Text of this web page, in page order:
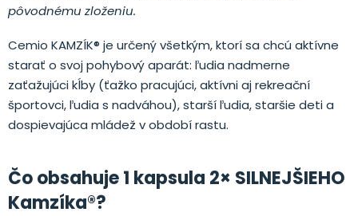
pôvodnému zloženiu.
Cemio KAMZÍK® je určený všetkým, ktorí sa chcú aktívne
starať o svoj pohybový aparát: ľudia nadmerne
zaťažujúci kĺby (ťažko pracujúci, aktívni aj rekreační
športovci, ľudia s nadváhou), starší ľudia, staršie deti a
dospievajúca mládež v období rastu.
Čo obsahuje 1 kapsula 2× SILNEJŠIEHO
Kamzíka®?